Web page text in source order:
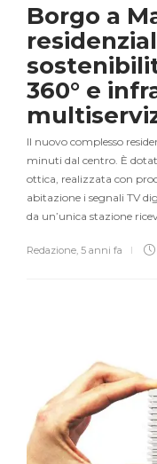
Borgo a
360° e
Il nuovo complesso
minuti dal centro. È
ottica, realizzata con
abitazione i segnali TV
da un’unica stazione
Redazione 5 anni fa